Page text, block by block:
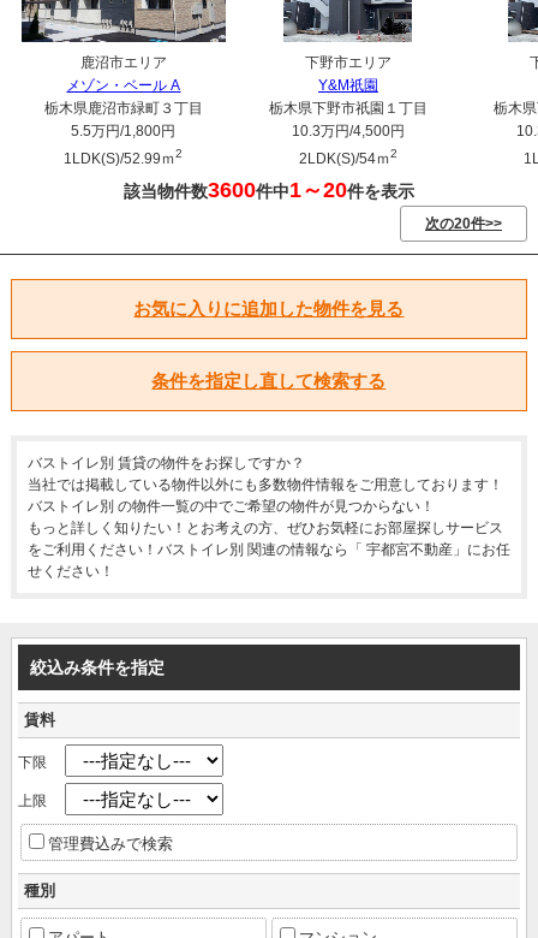
鹿沼市エリア
メゾン・ベール A
栃木県鹿沼市緑町３丁目
5.5万円/1,800円
1LDK(S)/52.99ｍ2
下野市エリア
Y&M祇園
栃木県下野市祇園１丁目
10.3万円/4,500円
2LDK(S)/54ｍ2
栃木
該当物件数3600件中1～20件を表示
次の20件>>
お気に入りに追加した物件を見る
条件を指定し直して検索する
バストイレ別 賃貸の物件をお探しですか？
当社では掲載している物件以外にも多数物件情報をご用意しております！
バストイレ別 の物件一覧の中でご希望の物件が見つからない！
もっと詳しく知りたい！とお考えの方、ぜひお気軽にお部屋探しサービス
をご利用ください！バストイレ別 関連の情報なら「 宇都宮不動産」にお任
せください！
絞込み条件を指定
賃料
下限
上限
管理費込みで検索
種別